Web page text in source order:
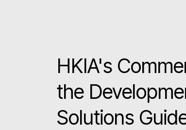
HKIA's
the
Solutions